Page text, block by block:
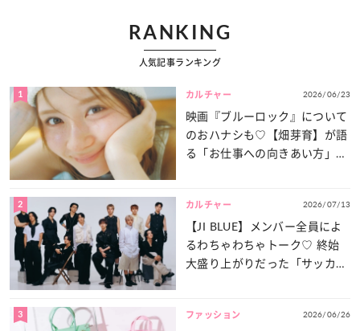
RANKING
人気記事ランキング
1 カルチャー 2026/06/23
映画『ブルーロック』について
のおハナシも♡【畑芽育】が語
る「お仕事への向きあい方」と
2 カルチャー 2026/07/13
【JI BLUE】メンバー全員によ
るわちゃわちゃトーク♡ 終始
大盛り上がりだった「サッカー
3 ファッション 2026/06/26